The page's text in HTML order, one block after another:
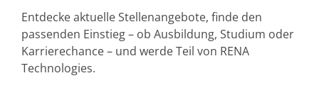
Entdecke aktuelle Stellenangebote, finde den
passenden Einstieg – ob Ausbildung, Studium oder
Karrierechance – und werde Teil von RENA
Technologies.